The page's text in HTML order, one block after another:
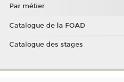
Par métier
Catalogue de la FOAD
Catalogue des stages